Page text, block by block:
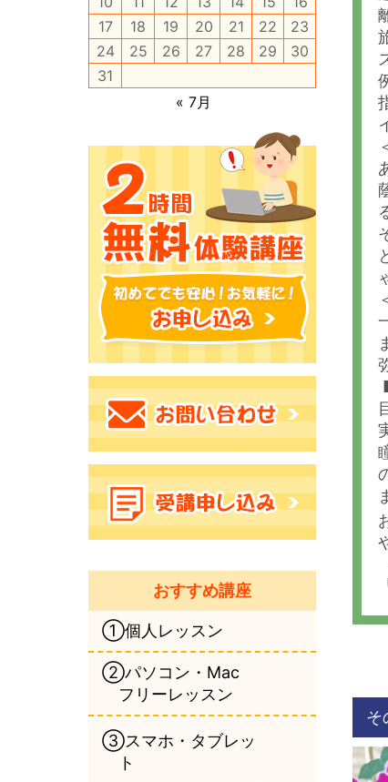
そ
17
18 19 20 21 22
23
24
25 26 27 28 29
30
31
« 7月
おすすめ講座
①個人レッスン
②パソコン・Mac
フリーレッスン
③スマホ・タブレッ
ト